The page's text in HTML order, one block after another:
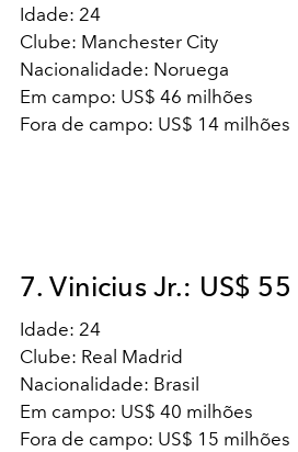
Idade: 24
Clube: Manchester City
Nacionalidade: Noruega
Em campo: US$ 46 milhões
Fora de campo: US$ 14 milhões
7. Vinicius Jr.: US$
Idade: 24
Clube: Real Madrid
Nacionalidade: Brasil
Em campo: US$ 40 milhões
Fora de campo: US$ 15 milhões